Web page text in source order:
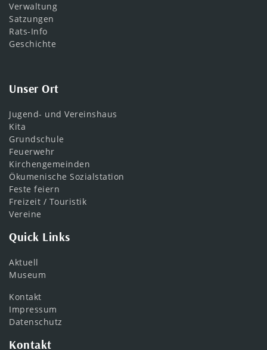
Verwaltung
Satzungen
Rats-Info
Geschichte
Unser Ort
Jugend- und Vereinshaus
Kita
Grundschule
Feuerwehr
Kirchengemeinden
Ökumenische Sozialstation
Feste feiern
Freizeit / Touristik
Vereine
Quick Links
Aktuell
Museum
Kontakt
Impressum
Datenschutz
Kontakt